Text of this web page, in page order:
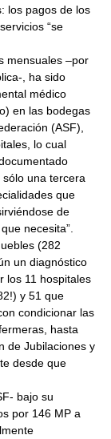
los pagos de los
“se
mensuales –por
, ha sido
médico
en las bodegas
(ASF),
lo cual
una tercera
que
de
necesita”.
(282
un diagnóstico
los 11 hospitales
y 51 que
condicionar las
hasta
de Jubilaciones y
desde que
bajo su
por 146 MP a